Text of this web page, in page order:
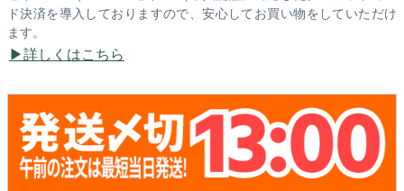
ド決済を導入しておりますので、安心してお買い物をしていただけ
ます。
詳しくはこちら